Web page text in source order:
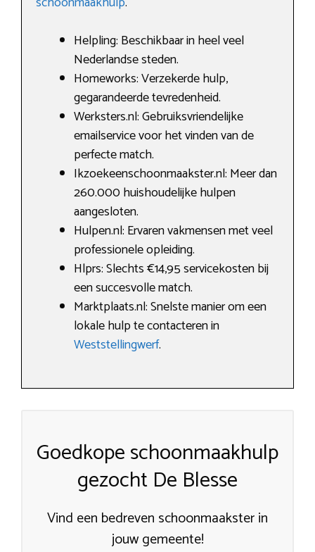
Helpling: Beschikbaar in heel veel
Nederlandse steden.
Homeworks: Verzekerde hulp,
gegarandeerde tevredenheid.
Werksters.nl: Gebruiksvriendelijke
emailservice voor het vinden van de
perfecte match.
Ikzoekeenschoonmaakster.nl: Meer dan
260.000 huishoudelijke hulpen
aangesloten.
Hulpen.nl: Ervaren vakmensen met veel
professionele opleiding.
Hlprs: Slechts €14,95 servicekosten bij
een succesvolle match.
Marktplaats.nl: Snelste manier om een
lokale hulp te contacteren in
Weststellingwerf.
Goedkope schoonmaakhulp
gezocht De Blesse
Vind een bedreven schoonmaakster in
jouw gemeente!